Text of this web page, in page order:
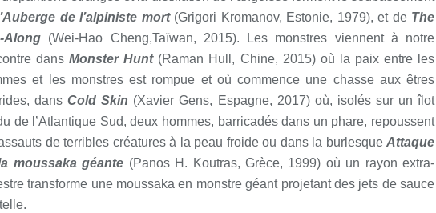
de l’alpiniste mort(Grigori Kromanov, Estonie, 1979), et de The
Along (Wei-Hao Cheng,Taïwan, 2015). Les monstres viennent à notre
dansMonster Hunt(Raman Hull, Chine, 2015) où la paix entre les
et les monstres est rompue et où commence une chasse aux êtres
dansCold Skin (Xavier Gens, Espagne, 2017) où, isolés sur un îlot
de l’Atlantique Sud, deux hommes, barricadés dans un phare, repoussent
de terribles créatures à la peau froide ou dans la burlesque Attaque
moussaka géante (Panos H. Koutras, Grèce, 1999) où un rayon extra-
transforme une moussaka en monstre géant projetant des jets de sauce